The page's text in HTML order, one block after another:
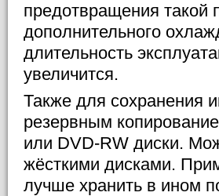
предотвращения такой
дополнительного
длительность
увеличится.
Также для сохранения
резервным
или DVD-RW диски.
жёсткими дисками.
лучше хранить в ином